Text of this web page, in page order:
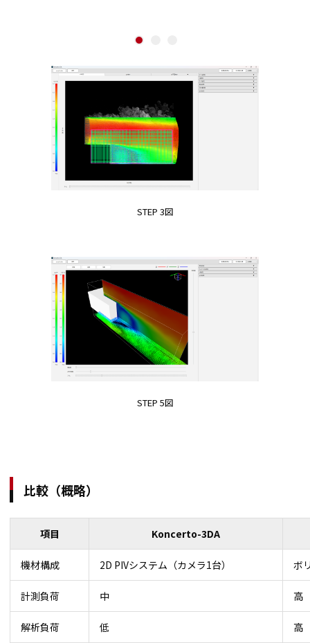
STEP 3図
STEP 5図
比較（概略）
項目 Koncerto-3DA
機材構成 2D PIVシステム（カメラ1台） ボ
計測負荷 中 高
解析負荷 低 高